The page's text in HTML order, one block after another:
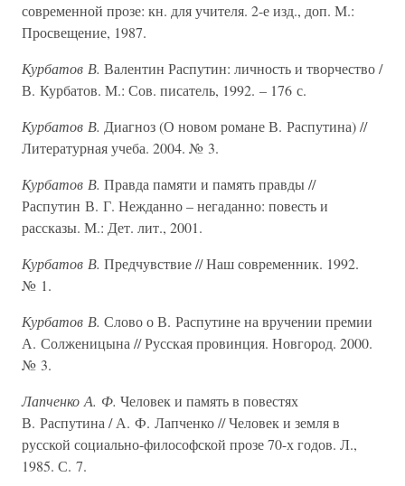
современной прозе: кн. для учителя. 2-е изд., доп. М.:
Просвещение, 1987.
Курбатов В. Валентин Распутин: личность и творчество /
В. Курбатов. М.: Сов. писатель, 1992. – 176 с.
Курбатов В. Диагноз (О новом романе В. Распутина) //
Литературная учеба. 2004. № 3.
Курбатов В. Правда памяти и память правды //
Распутин В. Г. Нежданно – негаданно: повесть и
рассказы. М.: Дет. лит., 2001.
Курбатов В. Предчувствие // Наш современник. 1992.
№ 1.
Курбатов В. Слово о В. Распутине на вручении премии
А. Солженицына // Русская провинция. Новгород. 2000.
№ 3.
Лапченко А. Ф. Человек и память в повестях
В. Распутина / А. Ф. Лапченко // Человек и земля в
русской социально-философской прозе 70-х годов. Л.,
1985. С. 7.